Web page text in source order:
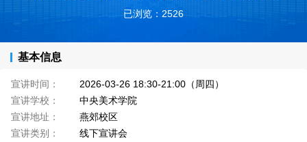
已浏览：2526
基本信息
宣讲时间：
2026-03-26 18:30-21:00（周四）
宣讲学校：
中央美术学院
宣讲地址：
燕郊校区
宣讲类别：
线下宣讲会